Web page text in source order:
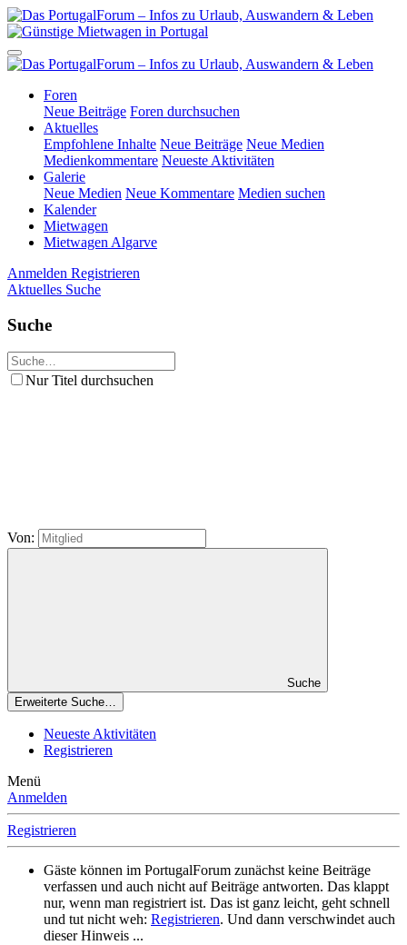
Foren
Neue Beiträge Foren durchsuchen
Aktuelles
Empfohlene Inhalte Neue Beiträge Neue Medien
Medienkommentare Neueste Aktivitäten
Galerie
Neue Medien Neue Kommentare Medien suchen
Kalender
Mietwagen
Mietwagen Algarve
Anmelden Registrieren
Aktuelles Suche
Suche
Nur Titel durchsuchen
Von:
Suche
Erweiterte Suche…
Neueste Aktivitäten
Registrieren
Menü
Anmelden
Registrieren
Gäste können im PortugalForum zunächst keine Beiträge
verfassen und auch nicht auf Beiträge antworten. Das klappt
nur, wenn man registriert ist. Das ist ganz leicht, geht schnell
und tut nicht weh: Registrieren. Und dann verschwindet auch
dieser Hinweis ...